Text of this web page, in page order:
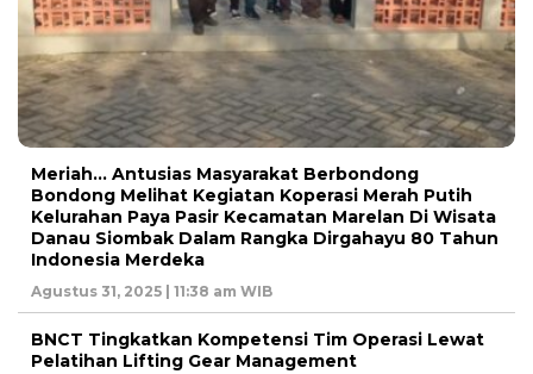
Meriah… Antusias Masyarakat Berbondong
Bondong Melihat Kegiatan Koperasi Merah Putih
Kelurahan Paya Pasir Kecamatan Marelan Di Wisata
Danau Siombak Dalam Rangka Dirgahayu 80 Tahun
Indonesia Merdeka
Agustus 31, 2025 | 11:38 am WIB
BNCT Tingkatkan Kompetensi Tim Operasi Lewat
Pelatihan Lifting Gear Management